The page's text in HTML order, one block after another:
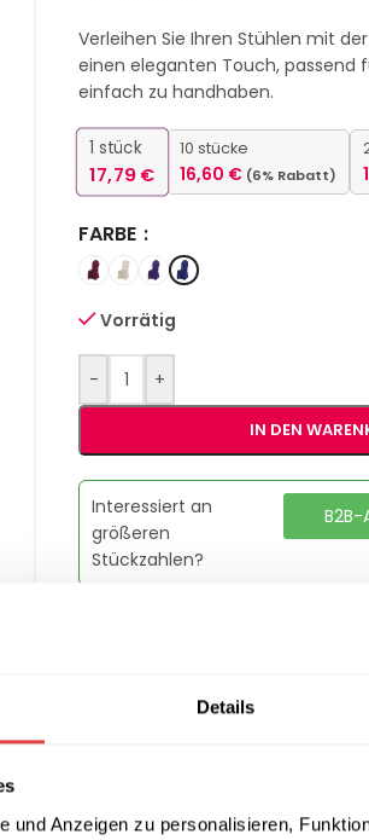
Details
und Anzeigen zu personalisieren,
Verleihen Sie Ihren Stühlen mit
einen eleganten Touch, passend
einfach zu handhaben.
1 stück
17,79€
10 stücke
16,60 € (6% Rabatt)
FARBE
Vorrätig
- +
IN DEN
Interessiert an
größeren
Stückzahlen?
Gastro Uzal